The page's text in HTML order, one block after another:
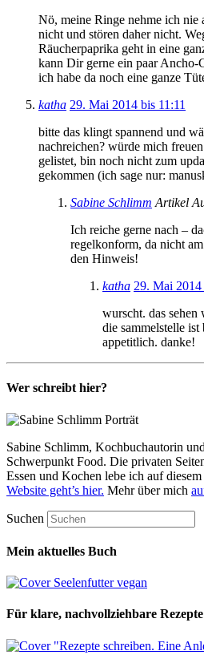
Nö, meine Ringe nehme ich nie
nicht und stören daher nicht.
Räucherpaprika geht in eine
kann Dir gerne ein paar Ancho-
ich habe da noch eine ganze
katha 29. Mai 2014 bis 11:11
bitte das klingt spannend und
nachreichen? würde mich
gelistet, bin noch nicht zum
gekommen (ich sage nur:
Sabine Schlimm Artikel
Ich reiche gerne nach –
regelkonform, da nicht
den Hinweis!
katha 29. Mai
wurscht. das sehen
die sammelstelle
appetitlich. danke!
Wer schreibt hier?
Sabine Schlimm, Kochbuchautorin
Schwerpunkt Food. Die privaten
Essen und Kochen lebe ich auf
Website geht’s hier. Mehr über mich
Suchen
Mein aktuelles Buch
Für klare, nachvollziehbare Rezepte